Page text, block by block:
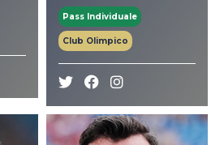
Pass Individuale
Club Olimpico